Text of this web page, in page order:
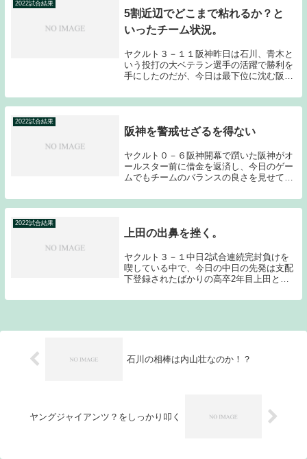
2022試合結果
5割近辺でどこまで粘れるか？と
いったチーム状況。
ヤクルト３－１１阪神昨日は石川、青木と
いう投打の大ベテラン選手の活躍で勝利を
手にしたのだが、今日は最下位に沈む阪神
ードを1勝2敗と負け越すことになってしま
った。一昨日のゲーム、今日のゲームが今
2022試合結果
阪神を警戒せざるを得ない
ヤクルト０－６阪神開幕で躓いた阪神がオ
ールスター前に借金を返済し、今日のゲー
ムでもチームのバランスの良さを見せてく
神とのブログ記事を書いており、現在6球
団の中で最も力のあるチームが阪神だと感
2022試合結果
上田の出鼻を挫く。
ヤクルト３－１中日2試合連続完封負けを
喫している中で、今日の中日の先発は支配
下登録されたばかりの高卒2年目上田とい
回の3連打で2点を先制し、上田の出鼻を挫
石川の相棒は内山壮なのか！？
ヤングジャイアンツ？をしっかり叩く